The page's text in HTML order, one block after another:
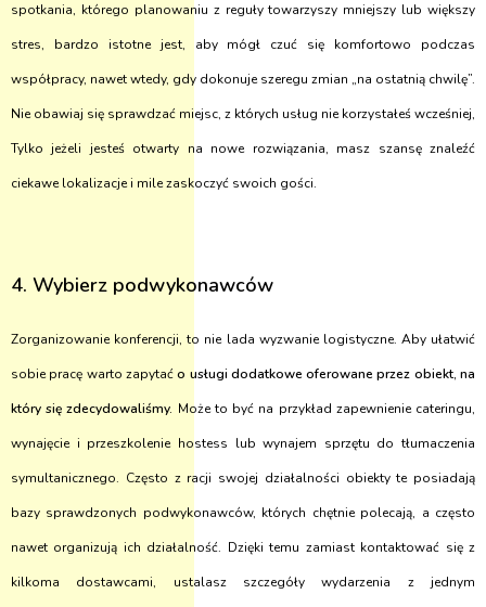
spotkania, którego planowaniu z reguły towarzyszy mniejszy lub większy
stres, bardzo istotne jest, aby mógł czuć się komfortowo podczas
współpracy, nawet wtedy, gdy dokonuje szeregu zmian „na ostatnią chwilę”.
Nie obawiaj się sprawdzać miejsc, z których usług nie korzystałeś wcześniej,
Tylko jeżeli jesteś otwarty na nowe rozwiązania, masz szansę znaleźć
ciekawe lokalizacje i mile zaskoczyć swoich gości.
4. Wybierz podwykonawców
Zorganizowanie konferencji, to nie lada wyzwanie logistyczne. Aby ułatwić
sobie pracę warto zapytaćo usługi dodatkowe oferowane przez obiekt, na
który się zdecydowaliśmy. Może to być na przykład zapewnienie cateringu,
wynajęcie i przeszkolenie hostess lub wynajem sprzętu do tłumaczenia
symultanicznego. Często z racji swojej działalności obiekty te posiadają
bazy sprawdzonych podwykonawców, których chętnie polecają, a często
nawet organizują ich działalność. Dzięki temu zamiast kontaktować się z
kilkoma dostawcami, ustalasz szczegóły wydarzenia z jednym